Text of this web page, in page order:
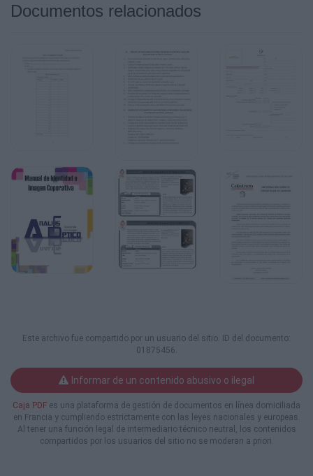
Documentos relacionados
Este archivo fue compartido por un usuario del sitio. ID del documento:
01875456.
Informar de un contenido abusivo o ilegal
Caja PDF es una plataforma de gestión de documentos en línea domiciliada
en Francia y cumpliendo estrictamente con las leyes nacionales y europeas.
Al tener una función legal de intermediario técnico neutral, los contenidos
compartidos por los usuarios del sitio no se moderan a priori.